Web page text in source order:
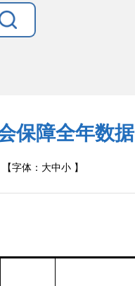
保障全年数据
字体： 大中小 】